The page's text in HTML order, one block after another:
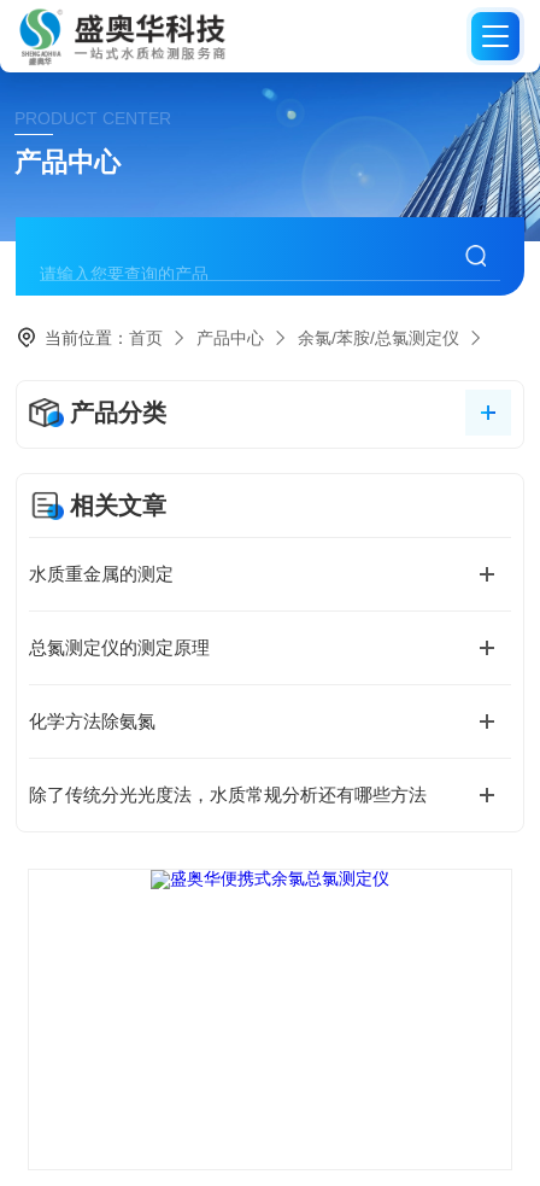
PRODUCT CENTER
产品中心
当前位置：首页 产品中心 余氯/苯胺/总氯测定仪
产品分类
相关文章
水质重金属的测定
总氮测定仪的测定原理
化学方法除氨氮
除了传统分光光度法，水质常规分析还有哪些方法